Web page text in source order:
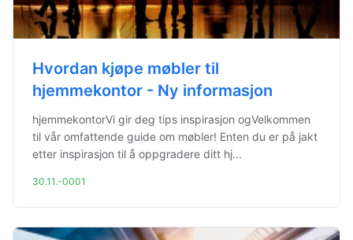
Hvordan kjøpe møbler til
hjemmekontor - Ny informasjon
hjemmekontorVi gir deg tips inspirasjon ogVelkommen
til vår omfattende guide om møbler! Enten du er på jakt
etter inspirasjon til å oppgradere ditt hj...
30.11.-0001